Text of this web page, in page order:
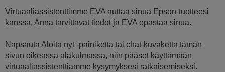
Virtuaaliassistenttimme EVA auttaa sinua Epson-tuotteesi
kanssa. Anna tarvittavat tiedot ja EVA opastaa sinua.
Napsauta Aloita nyt -painiketta tai chat-kuvaketta tämän
sivun oikeassa alakulmassa, niin pääset käyttämään
virtuaaliassistenttiamme kysymyksesi ratkaisemiseksi.